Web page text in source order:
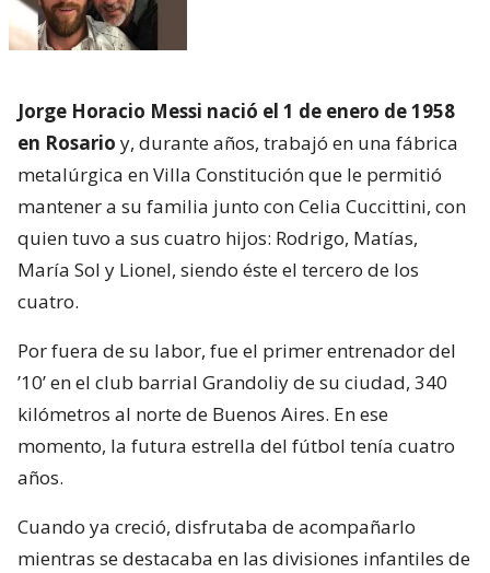
Jorge Horacio Messi nació el 1 de enero de 1958
en Rosario y, durante años, trabajó en una fábrica
metalúrgica en Villa Constitución que le permitió
mantener a su familia junto con Celia Cuccittini, con
quien tuvo a sus cuatro hijos: Rodrigo, Matías,
María Sol y Lionel, siendo éste el tercero de los
cuatro.
Por fuera de su labor, fue el primer entrenador del
’10’ en el club barrial Grandoliy de su ciudad, 340
kilómetros al norte de Buenos Aires. En ese
momento, la futura estrella del fútbol tenía cuatro
años.
Cuando ya creció, disfrutaba de acompañarlo
mientras se destacaba en las divisiones infantiles de